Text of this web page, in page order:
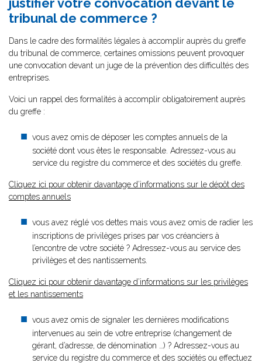
tribunal de commerce ?
Dans le cadre des formalités légales à accomplir auprès du greffe
du tribunal de commerce, certaines omissions peuvent provoquer
une convocation devant un juge de la prévention des difficultés des
entreprises.
Voici un rappel des formalités à accomplir obligatoirement auprès
du greffe :
vous avez omis de déposer les comptes annuels de la
société dont vous êtes le responsable. Adressez-vous au
service du registre du commerce et des sociétés du greffe.
Cliquez ici pour obtenir davantage d’informations sur le dépôt des
comptes annuels
vous avez réglé vos dettes mais vous avez omis de radier les
inscriptions de privilèges prises par vos créanciers à
l’encontre de votre société ? Adressez-vous au service des
privilèges et des nantissements.
Cliquez ici pour obtenir davantage d’informations sur les privilèges
et les nantissements
vous avez omis de signaler les dernières modifications
intervenues au sein de votre entreprise (changement de
gérant, d’adresse, de dénomination …) ? Adressez-vous au
service du registre du commerce et des sociétés ou effectuez